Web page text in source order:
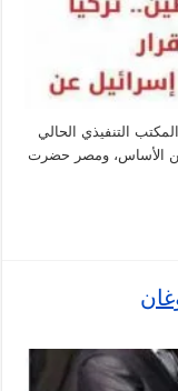
التنفيذي الحالي
من الأساس، ومصر حضرت